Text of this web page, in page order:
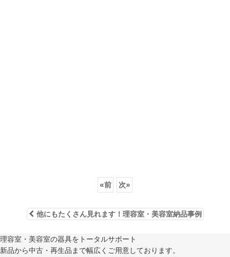
«前 次»
他にもたくさん見れます！理容室・美容室納品事例
理容室・美容室の器具をトータルサポート
新品から中古・再生品まで幅広くご用意しております。